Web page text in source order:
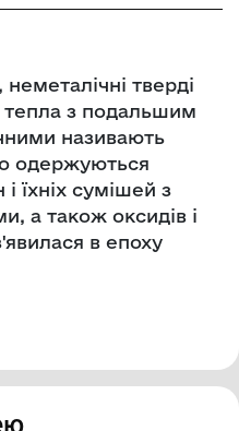
тверді
тепла з подальшим
називають
одержуються
їхніх сумішей з
а також оксидів і
в епоху